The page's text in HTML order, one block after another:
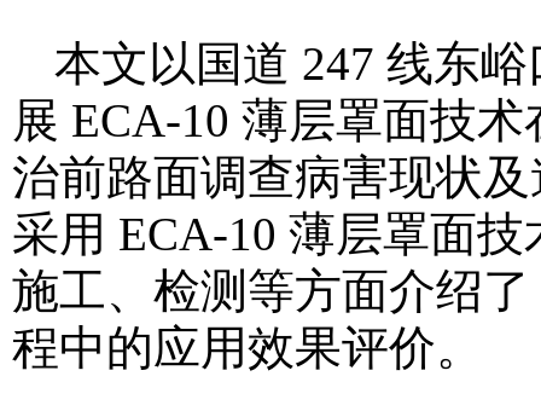
本文以国道 247 线东
展 ECA-10 薄层罩面技
治前路面调查病害现状
采用 ECA-10 薄层罩面
施工、检测等方面介绍
程中的应用效果评价。